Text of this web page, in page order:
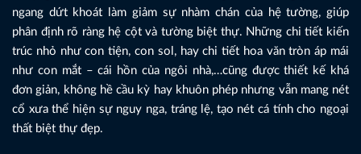
ngang dứt khoát làm giảm sự nhàm chán của hệ tường, giúp
phân định rõ ràng hệ cột và tường biệt thự. Những chi tiết kiến
trúc nhỏ như con tiện, con sol, hay chi tiết hoa văn tròn áp mái
như con mắt – cái hồn của ngôi nhà,…cũng được thiết kế khá
đơn giản, không hề cầu kỳ hay khuôn phép nhưng vẫn mang nét
cổ xưa thể hiện sự nguy nga, tráng lệ, tạo nét cá tính cho ngoại
thất biệt thự đẹp.